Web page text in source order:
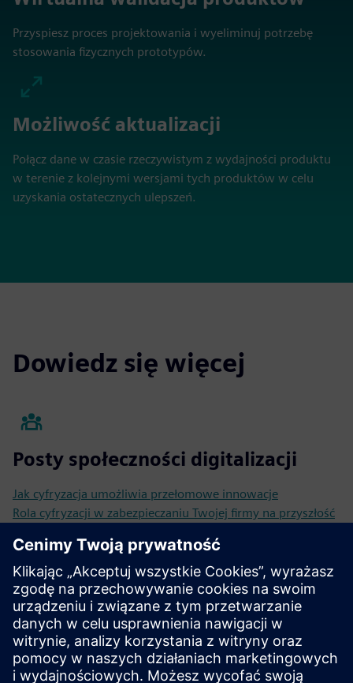
Przyspiesz proces projektowania i wyeliminuj potrzebę
stosowania fizycznych prototypów.
Możliwość aktualizacji
Połącz dane w czasie rzeczywistym z wydajności produktu
w terenie z kolejnymi wersjami tych produktów w celu
uzyskania ostatecznych ulepszeń.
Dowiedz się więcej
Posty społeczności digitalizacji
Jak cyfryzacja umożliwia przełomowe innowacje
Rola cyfryzacji w zabezpieczaniu Twojej firmy na przyszłość
Digital transformation strategy
Nasi eksperci prowadzą warsztaty konsultacyjne, aby
pomóc Ci określić rozwiązania, których potrzebujesz, aby
odnieść sukces na każdym etapie podróży.